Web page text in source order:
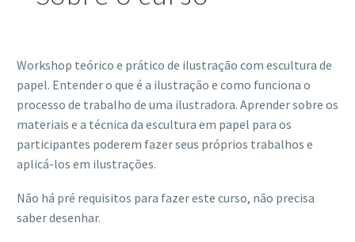
Workshop teórico e prático de ilustração com escultura de
papel. Entender o que é a ilustração e como funciona o
processo de trabalho de uma ilustradora. Aprender sobre os
materiais e a técnica da escultura em papel para os
participantes poderem fazer seus próprios trabalhos e
aplicá-los em ilustrações.
Não há pré requisitos para fazer este curso, não precisa
saber desenhar.